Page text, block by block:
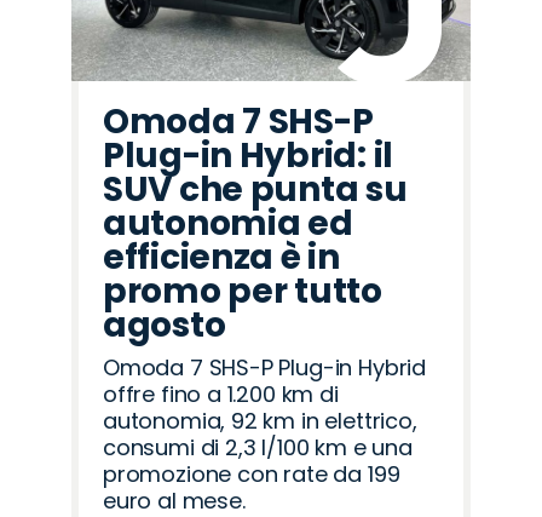
Omoda 7 SHS-P
Plug-in Hybrid: il
SUV che punta su
autonomia ed
efficienza è in
promo per tutto
agosto
Omoda 7 SHS-P Plug-in Hybrid
offre fino a 1.200 km di
autonomia, 92 km in elettrico,
consumi di 2,3 l/100 km e una
promozione con rate da 199
euro al mese.